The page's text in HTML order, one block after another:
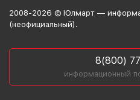
2008-2026 © Юлмарт —
(неофициальный).
8(800)
информационный